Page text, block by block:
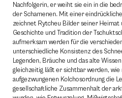
Nachfolgerin, er weiht sie ein in die
der Schamenen. Mit einer
zeichnet Rytcheu Bilder seiner Heimat
Geschichte und Tradition der
aufmerksam werden für die
unterschiedliche Konsistenz des
Legenden, Bräuche und das alte
gleichzeitig läßt er sichtbar werden,
aufgezwungenen Kolchosordnung die
gesellschaftliche Zusammenhalt der